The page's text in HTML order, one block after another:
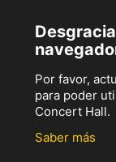
Por favor,
para poder
Concert Hall.
Saber más